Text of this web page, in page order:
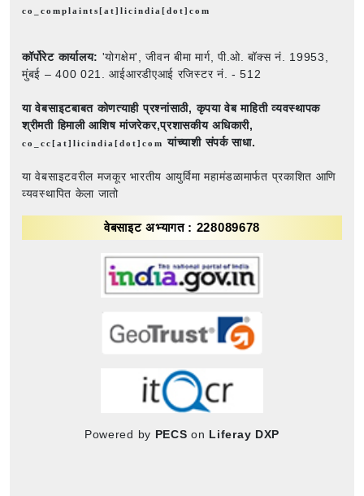
co_complaints[at]licindia[dot]com
कॉर्पोरेट कार्यालय: 'योगक्षेम', जीवन बीमा मार्ग, पी.ओ. बॉक्स नं. 19953,
मुंबई – 400 021. आईआरडीएआई रजिस्टर नं. - 512
या वेबसाइटबाबत कोणत्याही प्रश्नांसाठी, कृपया वेब माहिती व्यवस्थापक
श्रीमती हिमाली आशिष मांजरेकर,प्रशासकीय अधिकारी,
co_cc[at]licindia[dot]comयांच्याशी संपर्क साधा.
या वेबसाइटवरील मजकूर भारतीय आयुर्विमा महामंडळामार्फत प्रकाशित आणि
व्यवस्थापित केला जातो
वेबसाइट अभ्यागत : 228089678
Powered by PECS on Liferay DXP